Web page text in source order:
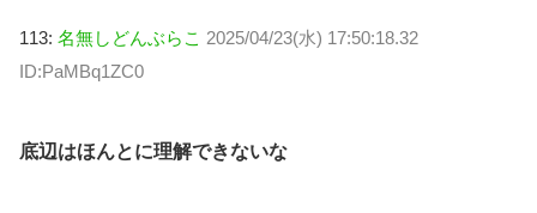
113: 名無しどんぶらこ 2025/04/23(水) 17:50:18.32
ID:PaMBq1ZC0
底辺はほんとに理解できないな